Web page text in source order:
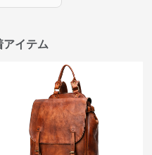
アイテム